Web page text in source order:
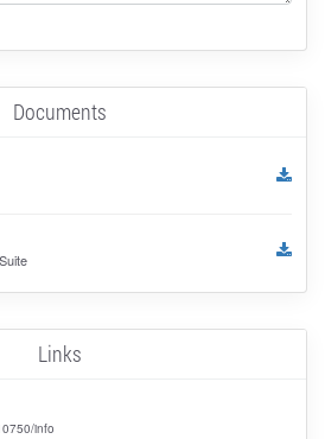
Documents
Links
info